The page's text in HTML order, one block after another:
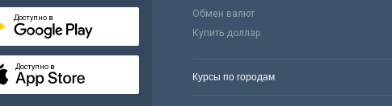
Доступно в
Доступно в
Обмен валют
Купить доллар
Курсы по городам